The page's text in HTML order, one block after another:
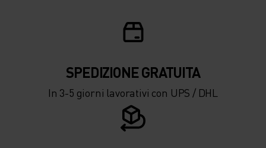
SPEDIZIONE ​​​​​​GRATUITA
In 3-5 giorni lavorativi con UPS / DHL